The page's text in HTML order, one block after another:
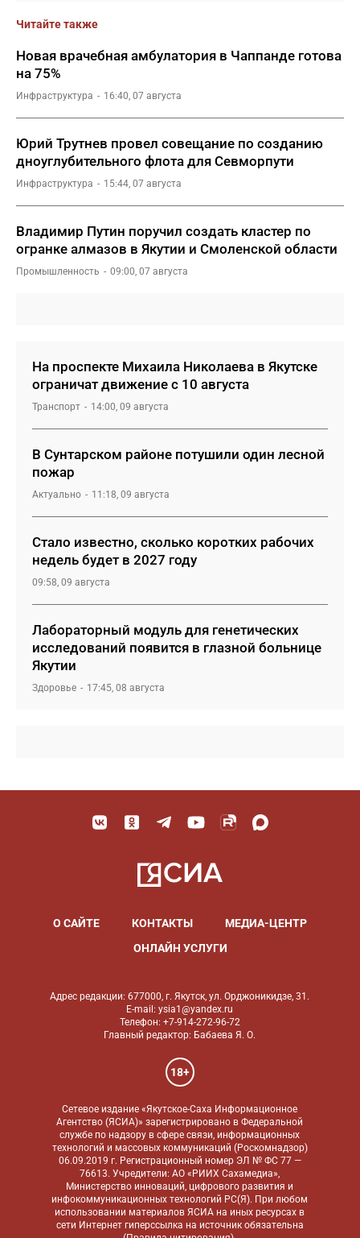
Читайте также
Новая врачебная амбулатория в Чаппанде готова
на 75%
Инфраструктура 16:40, 07 августа
Юрий Трутнев провел совещание по созданию
дноуглубительного флота для Севморпути
Инфраструктура 15:44, 07 августа
Владимир Путин поручил создать кластер по
огранке алмазов в Якутии и Смоленской области
Промышленность 09:00, 07 августа
На проспекте Михаила Николаева в Якутске
ограничат движение с 10 августа
Транспорт 14:00, 09 августа
В Сунтарском районе потушили один лесной
пожар
Актуально 11:18, 09 августа
Стало известно, сколько коротких рабочих
недель будет в 2027 году
09:58, 09 августа
Лабораторный модуль для генетических
исследований появится в глазной больнице
Якутии
Здоровье 17:45, 08 августа
О САЙТЕ КОНТАКТЫ
МЕДИА-ЦЕНТР
ОНЛАЙН УСЛУГИ
Адрес редакции: 677000, г. Якутск, ул. Орджоникидзе, 31.
E-mail: ysia1@yandex.ru
Телефон: +7-914-272-96-72
Главный редактор: Бабаева Я. О.
18+
Сетевое издание «Якутское-Саха Информационное
Агентство (ЯСИА)» зарегистрировано в Федеральной
службе по надзору в сфере связи, информационных
технологий и массовых коммуникаций (Роскомнадзор)
06.09.2019 г. Регистрационный номер ЭЛ № ФС 77 —
76613. Учредители: АО «РИИХ Сахамедиа»,
Министерство инноваций, цифрового развития и
инфокоммуникационных технологий РС(Я). При любом
использовании материалов ЯСИА на иных ресурсах в
сети Интернет гиперссылка на источник обязательна